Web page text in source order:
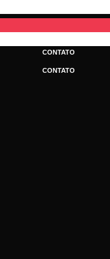
CONTATO
CONTATO